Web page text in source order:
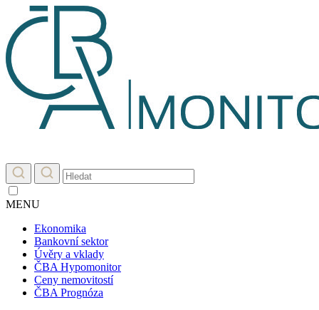
MENU
Ekonomika
Bankovní sektor
Úvěry a vklady
ČBA Hypomonitor
Ceny nemovitostí
ČBA Prognóza